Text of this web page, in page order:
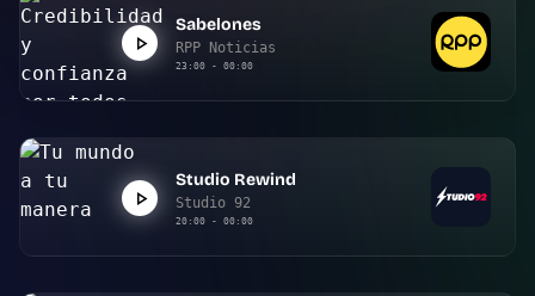
Sabelones
RPP Noticias
23:00 - 00:00
Studio Rewind
Studio 92
20:00 - 00:00